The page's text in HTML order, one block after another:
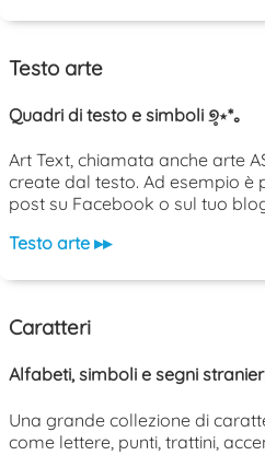
Testo arte
Quadri di testo e simboli ୭̥⋆*｡
Art Text, chiamata anche arte
create dal testo. Ad esempio è
post su Facebook o sul tuo
Testo arte ▸▸
Caratteri
Alfabeti, simboli e segni stranieri
Una grande collezione di
come lettere, punti, trattini,